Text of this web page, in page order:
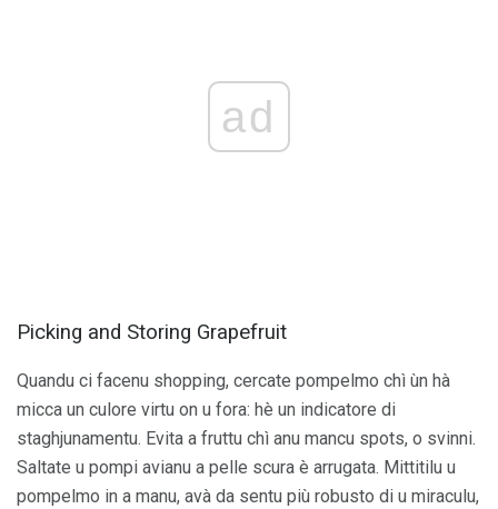
ad
Picking and Storing Grapefruit
Quandu ci facenu shopping, cercate pompelmo chì ùn hà
micca un culore virtu on u fora: hè un indicatore di
staghjunamentu. Evita a fruttu chì anu mancu spots, o svinni.
Saltate u pompi avianu a pelle scura è arrugata. Mittitilu u
pompelmo in a manu, avà da sentu più robusto di u miraculu,